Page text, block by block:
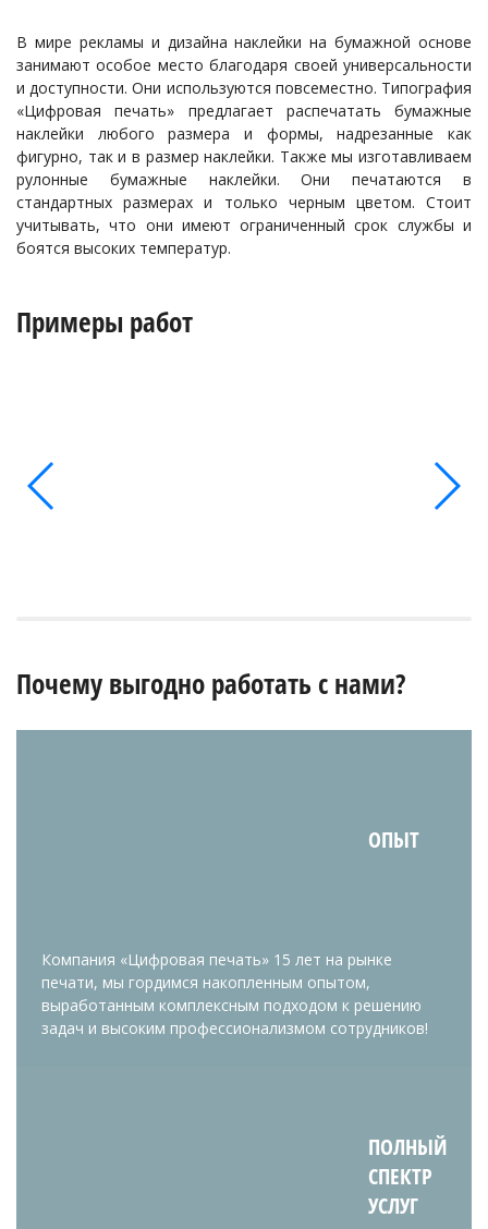
В мире рекламы и дизайна наклейки на бумажной основе
занимают особое место благодаря своей универсальности
и доступности. Они используются повсеместно. Типография
«Цифровая печать» предлагает распечатать бумажные
наклейки любого размера и формы, надрезанные как
фигурно, так и в размер наклейки. Также мы изготавливаем
рулонные бумажные наклейки. Они печатаются в
стандартных размерах и только черным цветом. Стоит
учитывать, что они имеют ограниченный срок службы и
боятся высоких температур.
Примеры работ
Почему выгодно работать с нами?
ОПЫТ
Компания «Цифровая печать» 15 лет на рынке
печати, мы гордимся накопленным опытом,
выработанным комплексным подходом к решению
задач и высоким профессионализмом сотрудников!
ПОЛНЫЙ
СПЕКТР
УСЛУГ